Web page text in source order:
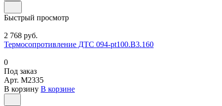
Быстрый просмотр
2 768 руб.
Термосопротивление ДТС 094-pt100.В3.160
0
Под заказ
Арт. M2335
В корзину В корзине